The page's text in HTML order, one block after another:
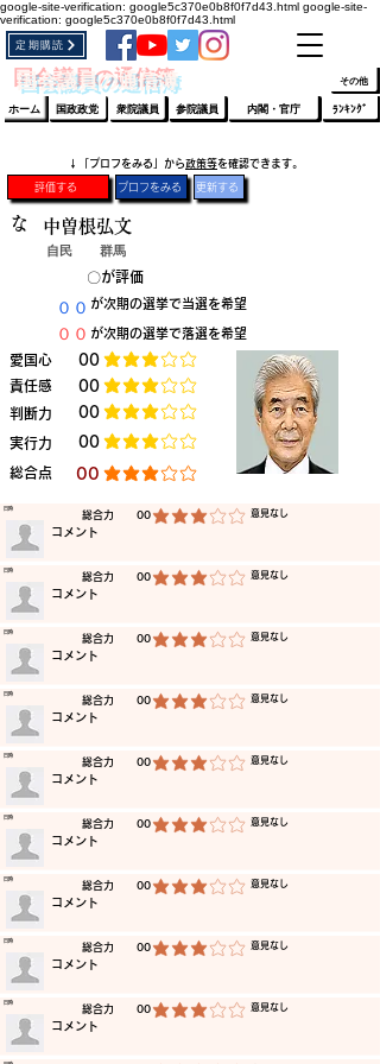
google-site-verification: google5c370e0b8f0f7d43.html google-site-
verification: google5c370e0b8f0f7d43.html
​国会議員の通信簿
定期購読
ホーム 国政政党 衆院議員 参院議員 ﾗﾝｷﾝｸﾞ
内閣・官庁
その他
​↓「プロフをみる」から政策等を確認できます。
評価する プロフをみる 更新する
な 中曽根弘文
自民 群馬
​〇​
​００
​００
​が評価
​愛国心 ​00
​が次期の選挙で当選を希望
​が次期の選挙で落選を希望
平均評価 3 /5
​責任感 ​00 平均評価 3 /5
​判断力 ​00 平均評価 3 /5
​実行力 ​00 平均評価 3 /5
​総合点 ​00 平均評価 3 /5
​総合力 00 平均評価 3 /5 ​意見なし
​日時
​コメント
​総合力 00 平均評価 3 /5 ​意見なし
​日時
​コメント
​総合力 00 平均評価 3 /5 ​意見なし
​日時
​コメント
​総合力 00 平均評価 3 /5 ​意見なし
​日時
​コメント
​総合力 00 平均評価 3 /5 ​意見なし
​日時
​コメント
​総合力 00 平均評価 3 /5 ​意見なし
​日時
​コメント
​総合力 00 平均評価 3 /5 ​意見なし
​日時
​コメント
​総合力 00 平均評価 3 /5 ​意見なし
​日時
​コメント
​総合力 00 平均評価 3 /5 ​意見なし
​日時
​コメント